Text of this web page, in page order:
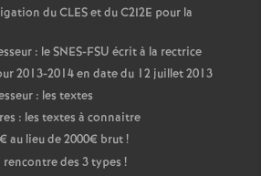
du CLES et du C2I2E pour la
: le SNES-FSU écrit à la rectrice
2013-2014 en date du 12 juillet 2013
: les textes
: les textes à connaitre
au lieu de 2000€ brut!
des 3 types !